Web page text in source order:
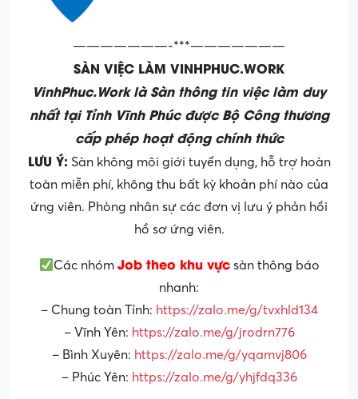
———————-***———————
SÀN VIỆC LÀM VINHPHUC.WORK
VinhPhuc.Work là Sàn thông tin việc làm duy
nhất tại Tỉnh Vĩnh Phúc được Bộ Công thương
cấp phép hoạt động chính thức
LƯU Ý: Sàn không môi giới tuyển dụng, hỗ trợ hoàn
toàn miễn phí, không thu bất kỳ khoản phí nào của
ứng viên. Phòng nhân sự các đơn vị lưu ý phản hồi
hồ sơ ứng viên.
Các nhóm Job theo khu vựcsàn thông báo
nhanh:
– Chung toàn Tỉnh: https://zalo.me/g/tvxhld134
– Vĩnh Yên: https://zalo.me/g/jrodrn776
– Bình Xuyên: https://zalo.me/g/yqamvj806
– Phúc Yên: https://zalo.me/g/yhjfdq336